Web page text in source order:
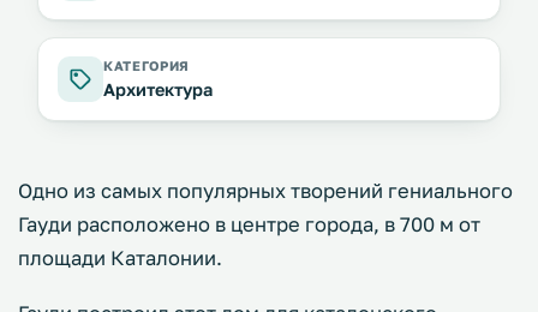
КАТЕГОРИЯ
Архитектура
Одно из самых популярных творений гениального
Гауди расположено в центре города, в 700 м от
площади Каталонии.